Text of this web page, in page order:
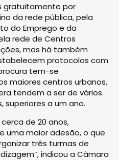
gratuitamente por
da rede pública, pela
do Emprego e da
rede de Centros
mas há também
protocolos com
tem-se
maiores centros urbanos,
tendem a ser de vários
superiores a um ano.
de 20 anos,
uma maior adesão, o que
três turmas de
indicou a Câmara